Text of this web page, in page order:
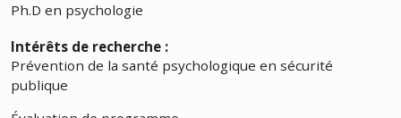
Ph.D en psychologie
Intérêts de recherche :
Prévention de la santé psychologique en sécurité
publique